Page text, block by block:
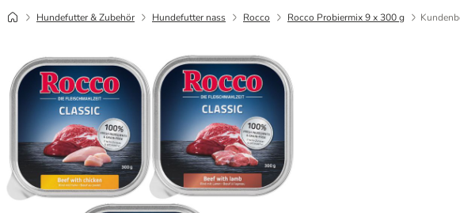
Hundefutter & Zubehör Hundefutter nass Rocco Rocco Probiermix 9 x 300 g